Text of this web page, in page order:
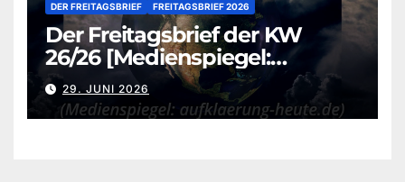
DER FREITAGSBRIEF FREITAGSBRIEF 2026
Der Freitagsbrief der KW
26/26 [Medienspiegel:
aufklaerung-heute.de]
29. JUNI 2026